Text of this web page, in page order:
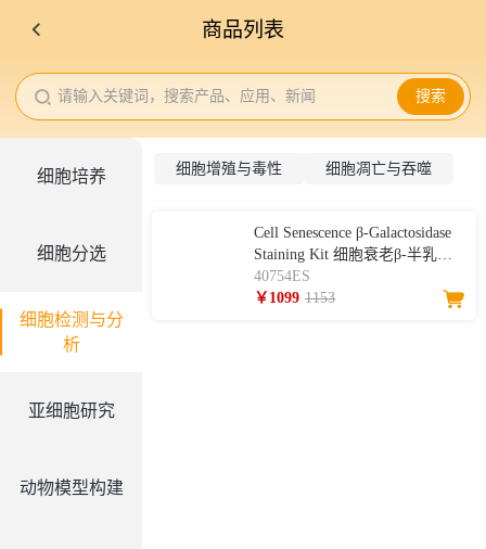
商品列表
请输入关键词，搜索产品、应用、新闻 搜索
细胞培养
细胞分选
细胞检测与分
析
亚细胞研究
动物模型构建
细胞增殖与毒性 细胞凋亡与吞噬
Cell Senescence β-Galactosidase
Staining Kit 细胞衰老β-半乳糖
苷酶染色试剂盒
40754ES
￥1099 1153